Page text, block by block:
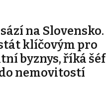
na Slovensko.
klíčovým pro
byznys, říká šéf
nemovitostí